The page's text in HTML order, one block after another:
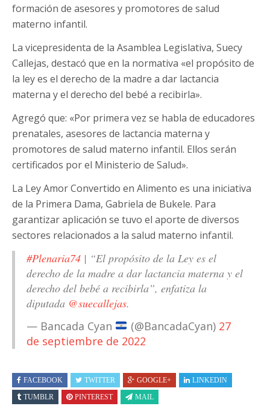
formación de asesores y promotores de salud
materno infantil.
La vicepresidenta de la Asamblea Legislativa, Suecy
Callejas, destacó que en la normativa «el propósito de
la ley es el derecho de la madre a dar lactancia
materna y el derecho del bebé a recibirla».
Agregó que: «Por primera vez se habla de educadores
prenatales, asesores de lactancia materna y
promotores de salud materno infantil. Ellos serán
certificados por el Ministerio de Salud».
La Ley Amor Convertido en Alimento es una iniciativa
de la Primera Dama, Gabriela de Bukele. Para
garantizar aplicación se tuvo el aporte de diversos
sectores relacionados a la salud materno infantil.
#Plenaria74 | “El propósito de la Ley es el
derecho de la madre a dar lactancia materna y el
derecho del bebé a recibirla”, enfatiza la
diputada @suecallejas.
— Bancada Cyan
(@BancadaCyan) 27
de septiembre de 2022
FACEBOOK TWITTER GOOGLE+
LINKEDIN
TUMBLR
PINTEREST MAIL